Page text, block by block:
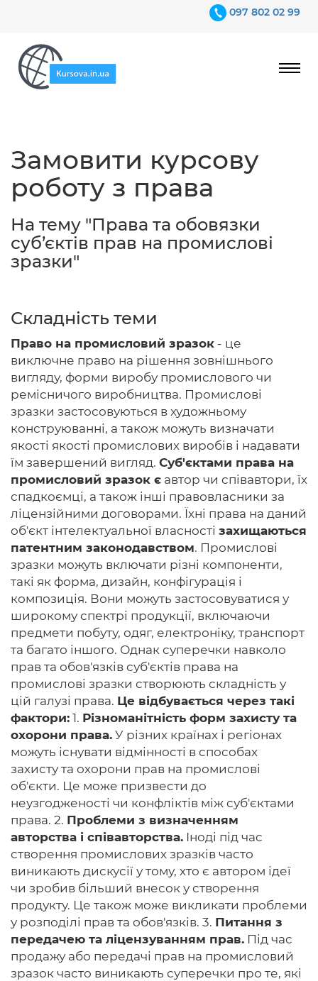
097 802 02 99
Замовити курсову
роботу з права
На тему "Права та обовязки
суб’єктів прав на промислові
зразки"
Складність теми
Право на промисловий зразок - це
виключне право на рішення зовнішнього
вигляду, форми виробу промислового чи
ремісничого виробництва. Промислові
зразки застосовуються в художньому
конструюванні, а також можуть визначати
якості якості промислових виробів і надавати
їм завершений вигляд. Суб'єктами права на
промисловий зразок є автор чи співавтори, їх
спадкоємці, а також інші правовласники за
ліцензійними договорами. Їхні права на даний
об'єкт інтелектуальної власності захищаються
патентним законодавством. Промислові
зразки можуть включати різні компоненти,
такі як форма, дизайн, конфігурація і
композиція. Вони можуть застосовуватися у
широкому спектрі продукції, включаючи
предмети побуту, одяг, електроніку, транспорт
та багато іншого. Однак суперечки навколо
прав та обов'язків суб'єктів права на
промислові зразки створюють складність у
цій галузі права. Це відбувається через такі
фактори: 1. Різноманітність форм захисту та
охорони права. У різних країнах і регіонах
можуть існувати відмінності в способах
захисту та охорони прав на промислові
об'єкти. Це може призвести до
неузгодженості чи конфліктів між суб'єктами
права. 2. Проблеми з визначенням
авторства і співавторства. Іноді під час
створення промислових зразків часто
виникають дискусії у тому, хто є автором ідеї
чи зробив більший внесок у створення
продукту. Це також може викликати проблеми
у розподілі прав та обов'язків. 3. Питання з
передачею та ліцензуванням прав. Під час
продажу або передачі прав на промисловий
зразок часто виникають суперечки про те, які
Гарантії
Відгуки
Контакти
097 802 02 99
Головна
Авторам
Умови
Вхiд